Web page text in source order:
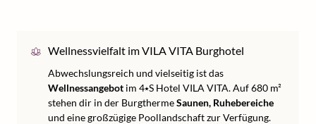
Wellnessvielfalt im VILA VITA Burghotel
Abwechslungsreich und vielseitig ist das
Wellnessangebot im 4⭑S Hotel VILA VITA. Auf 680 m²
stehen dir in der BurgthermeSaunen, Ruhebereiche
und eine großzügige Poollandschaft zur Verfügung.